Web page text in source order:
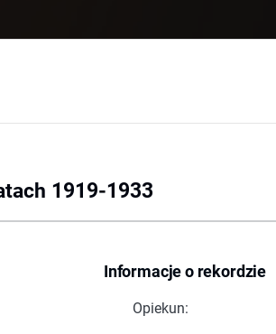
1919-1933
Informacje o rekordzie
Opiekun: